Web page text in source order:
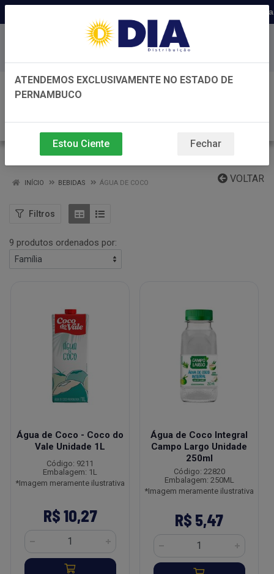
Distribuidora há 22 anos em
Baixe já nosso APP
VOLTAR
INÍCIO BEBIDAS ÁGUA DE COCO
Filtros
9 produtos ordenados por:
Água de Coco - Coco do
Vale Unidade 1L
Código: 9211
Embalagem: 1L
*Imagem meramente ilustrativa
R$ 10,27
Água de Coco Integral
Campo Largo Unidade
250ml
Código: 22820
Embalagem: 250ML
*Imagem meramente ilustrativa
R$ 5,47
ATENDEMOS EXCLUSIVAMENTE NO ESTADO DE
PERNAMBUCO
Estou Ciente Fechar